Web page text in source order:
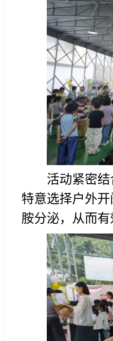
活动紧密
特意选择户外
胺分泌，从而有